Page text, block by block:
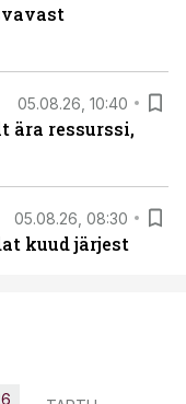
05.08.26, 10:40
ära ressurssi,
05.08.26, 08:30
kuud järjest